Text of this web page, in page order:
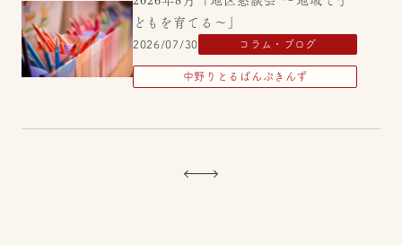
どもを育てる～」
2026/07/30 コラム・ブログ
中野りとるぱんぷきんず
2026年8月【園見学・保育体験・産